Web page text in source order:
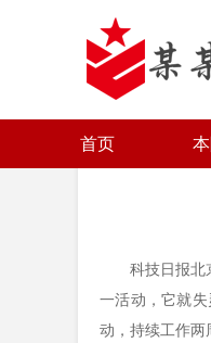
首页
科技日报北京
一活动，它就
动，持续工作两